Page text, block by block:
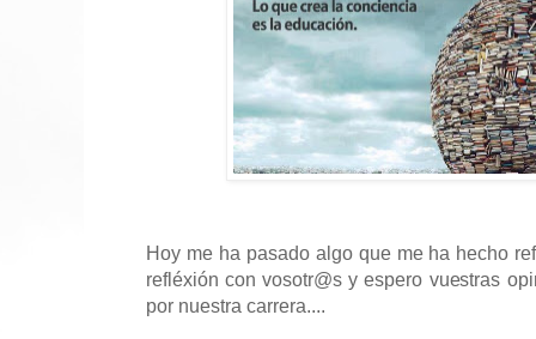
Hoy me ha pasado algo que me ha hecho
refléxión con vosotr@s y espero vuestras
por nuestra carrera....